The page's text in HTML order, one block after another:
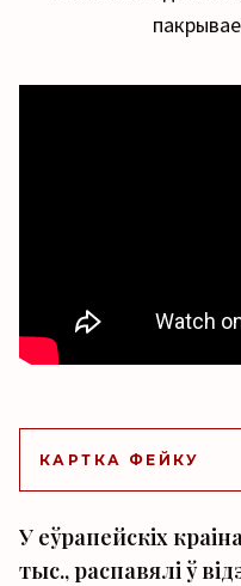
КАРТКА ФЕЙКУ
У еўрапейскіх
тыс., распавялі ў